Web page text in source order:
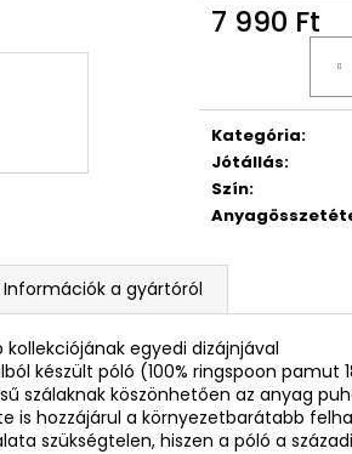
7 990 Ft
Kategória:
Jótállás:
Szín:
Információk a gyártóról
egyedi dizájnjával
készült póló (100% ringspoon pamut
szálaknak köszönhetően az anyag
is hozzájárul a környezetbarátabb
szükségtelen, hiszen a póló a